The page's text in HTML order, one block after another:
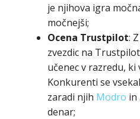
je njihova igra
močnejši;
Ocena Trustpilot:
zvezdic na
učenec v razredu, ki
Konkurenti se
zaradi njih Modro in .
denar;